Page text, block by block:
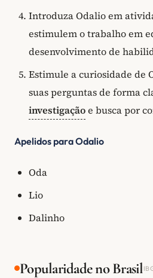
Introduza Odalio em
estimulem o trabalho em
desenvolvimento de
Estimule a curiosidade de
suas perguntas de forma
investigaçãoe busca por
Apelidos para Odalio
Oda
Lio
Dalinho
Popularidade no Brasil